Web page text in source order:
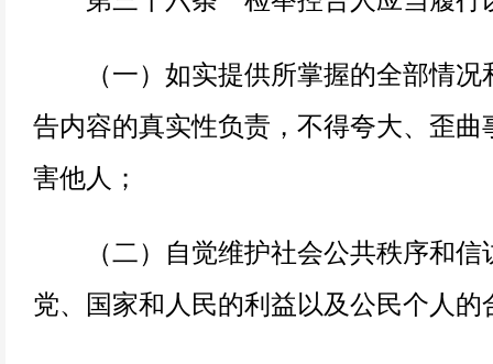
（一）如实提供所掌握的全部情况
告内容的真实性负责，不得夸大、歪曲
害他人；
（二）自觉维护社会公共秩序和信
党、国家和人民的利益以及公民个人的